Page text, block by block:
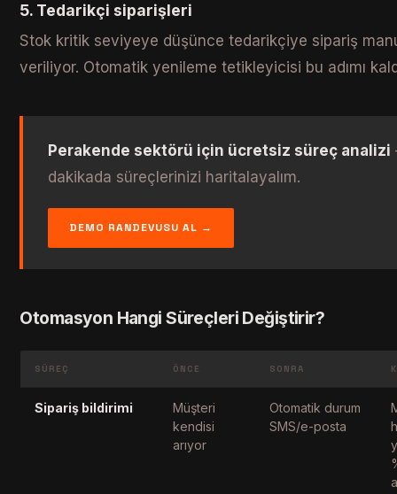
5. Tedarikçi siparişleri
Stok kritik seviyeye düşünce tedarikçiye sipariş
veriliyor. Otomatik yenileme tetikleyicisi bu adımı
Perakende sektörü için ücretsiz süreç analizi
dakikada süreçlerinizi haritalayalım.
DEMO RANDEVUSU AL →
Otomasyon Hangi Süreçleri Değiştirir?
SÜREÇ ÖNCE SONRA
Sipariş bildirimi
Müşteri
kendisi
arıyor
Otomatik durum
SMS/e-posta